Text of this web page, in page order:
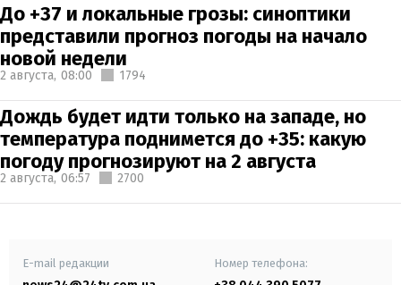
До +37 и локальные грозы: синоптики
представили прогноз погоды на начало
новой недели
2 августа, 08:00 1794
Дождь будет идти только на западе, но
температура поднимется до +35: какую
погоду прогнозируют на 2 августа
2 августа, 06:57 2700
E-mail редакции Номер телефона: